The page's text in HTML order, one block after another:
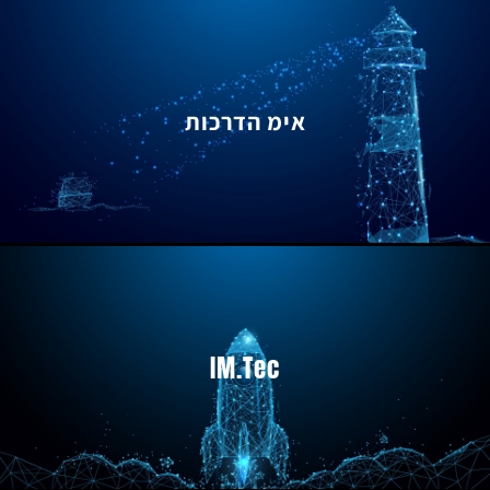
אימ הדרכות
IM.Tec